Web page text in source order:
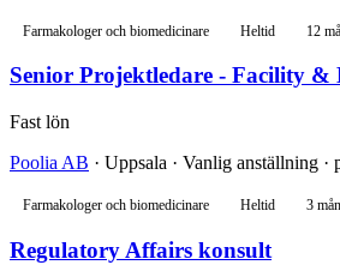
Farmakologer och biomedicinare Heltid 12
Senior Projektledare - Facility &
Fast lön
Poolia AB · Uppsala · Vanlig anställning ·
Farmakologer och biomedicinare Heltid 3
Regulatory Affairs konsult